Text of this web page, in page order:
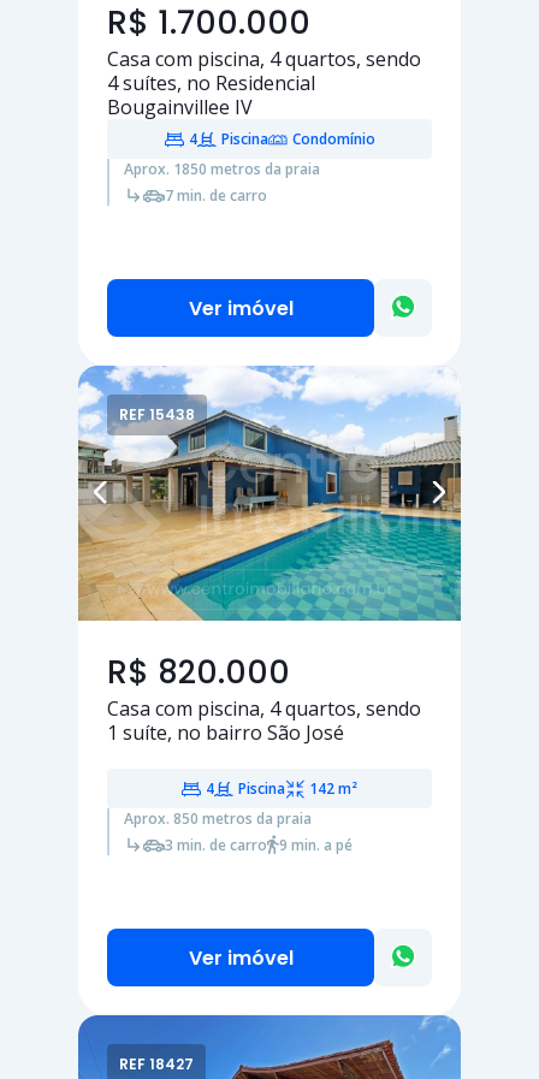
R$ 1.700.000
Casa com piscina, 4 quartos, sendo
4 suítes, no Residencial
Bougainvillee IV
4 Piscina
Condomínio
Aprox. 1850 metros da praia
7 min. de carro
Ver imóvel
REF 15438
R$ 820.000
Casa com piscina, 4 quartos, sendo
1 suíte, no bairro São José
4 Piscina
142 m²
Aprox. 850 metros da praia
3 min. de carro
9 min. a pé
Ver imóvel
REF 18427